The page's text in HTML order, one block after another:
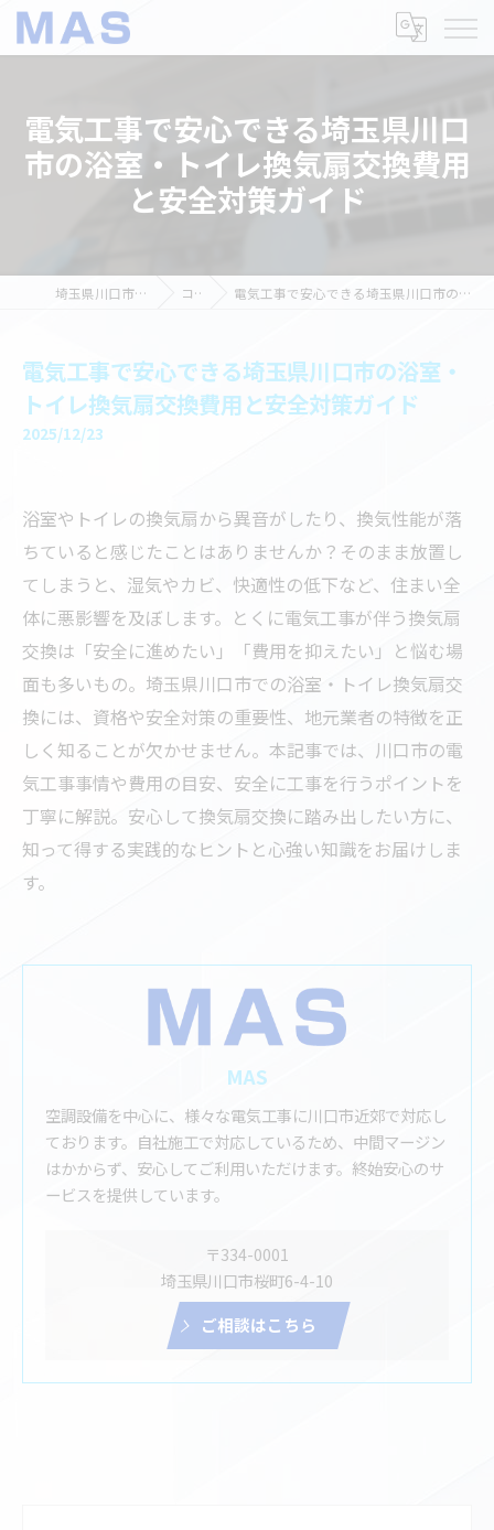
電気工事で安心できる埼玉県川口
市の浴室・トイレ換気扇交換費用
と安全対策ガイド
埼玉県川口市の電気工事ならMAS コラム 電気工事で安心できる埼玉県川口市の浴室・トイレ換気扇交換費用と安全対策ガイド
電気工事で安心できる埼玉県川口市の浴室・
トイレ換気扇交換費用と安全対策ガイド
2025/12/23
浴室やトイレの換気扇から異音がしたり、換気性能が落
ちていると感じたことはありませんか？そのまま放置し
てしまうと、湿気やカビ、快適性の低下など、住まい全
体に悪影響を及ぼします。とくに電気工事が伴う換気扇
交換は「安全に進めたい」「費用を抑えたい」と悩む場
面も多いもの。埼玉県川口市での浴室・トイレ換気扇交
換には、資格や安全対策の重要性、地元業者の特徴を正
しく知ることが欠かせません。本記事では、川口市の電
気工事事情や費用の目安、安全に工事を行うポイントを
丁寧に解説。安心して換気扇交換に踏み出したい方に、
知って得する実践的なヒントと心強い知識をお届けしま
す。
MAS
空調設備を中心に、様々な電気工事に川口市近郊で対応し
ております。自社施工で対応しているため、中間マージン
はかからず、安心してご利用いただけます。終始安心のサ
ービスを提供しています。
〒334-0001
埼玉県川口市桜町6-4-10
ご相談はこちら